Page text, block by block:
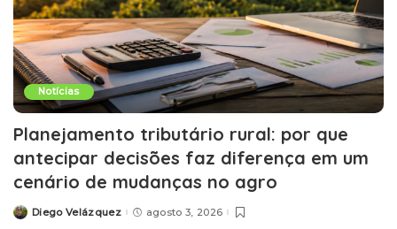
Notícias
Planejamento tributário rural: por que
antecipar decisões faz diferença em um
cenário de mudanças no agro
PostedDiego Velázquez agosto 3, 2026